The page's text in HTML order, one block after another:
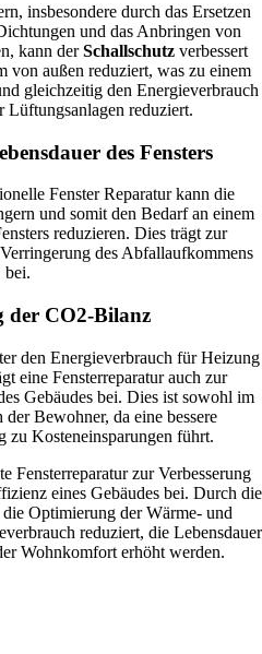
insbesondere durch das Ersetzen
und das Anbringen von
kann derSchallschutzverbessert
außen reduziert, was zu einem
gleichzeitig den Energieverbrauch
Lüftungsanlagen reduziert.
des Fensters
Fenster Reparatur kann die
und somit den Bedarf an einem
reduzieren. Dies trägt zur
des Abfallaufkommens
bei.
der CO2-Bilanz
den Energieverbrauch für Heizung
eine Fensterreparatur auch zur
Gebäudes bei. Dies ist sowohl im
Bewohner, da eine bessere
zu Kosteneinsparungen führt.
Fensterreparatur zur Verbesserung
eines Gebäudes bei. Durch die
Optimierung der Wärme- und
reduziert, die Lebensdauer
Wohnkomfort erhöht werden.